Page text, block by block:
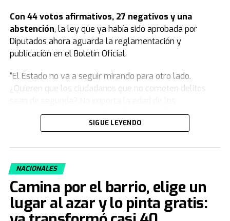
Con 44 votos afirmativos, 27 negativos y una
abstención, la ley que ya había sido aprobada por
Diputados ahora aguarda la reglamentación y
publicación en el Boletín Oficial.
“El Estado no va a seguir mirando para otro lado.
¿Quieren que los ciudadanos que no cometen delitos
delincuentes, importa el delito”, comenzó Patricia
Y agregó: “Este modelo se agotó, nosotros venimos a
que deja de poner en la indefensión total a las familias
que enterraban a sus hijos. Cuando el delito no tiene
consecuencias, la ley pierde autoridad, y eso es lo que
pasaba antes”.
SIGUE LEYENDO
NACIONALES
Camina por el barrio, elige un
lugar al azar y lo pinta gratis: